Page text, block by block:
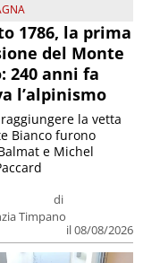
1786, la prima
del Monte
240 anni fa
l’alpinismo
di
Timpano
il 08/08/2026
la vetta
Bianco furono
e Michel